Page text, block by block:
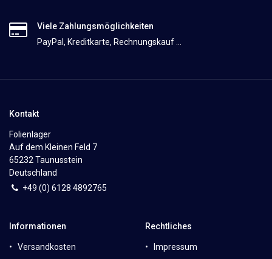
Viele Zahlungsmöglichkeiten
PayPal, Kreditkarte, Rechnungskauf ...
Kontakt
Folienlager
Auf dem Kleinen Feld 7
65232 Taunusstein
Deutschland
+49 (0) 6128 4892765
Informationen
Versandkosten
Rechtliches
Impressum